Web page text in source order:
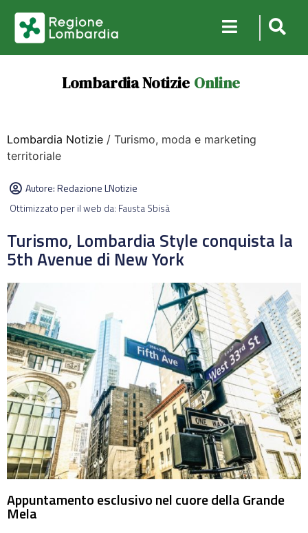
Lombardia Notizie Online
Lombardia Notizie / Turismo, moda e marketing
territoriale
Autore:Redazione LNotizie
Ottimizzato per il web da: Fausta Sbisà
Turismo, Lombardia Style conquista la
5th Avenue di New York
Appuntamento esclusivo nel cuore della Grande
Mela